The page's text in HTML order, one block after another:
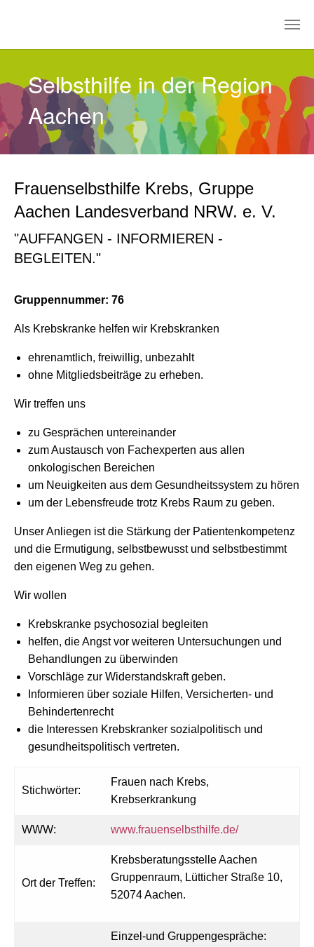
Selbsthilfe in der Region
Aachen
Frauenselbsthilfe Krebs, Gruppe
Aachen Landesverband NRW. e. V.
"AUFFANGEN - INFORMIEREN -
BEGLEITEN."
Gruppennummer: 76
Als Krebskranke helfen wir Krebskranken
ehrenamtlich, freiwillig, unbezahlt
ohne Mitgliedsbeiträge zu erheben.
Wir treffen uns
zu Gesprächen untereinander
zum Austausch von Fachexperten aus allen
onkologischen Bereichen
um Neuigkeiten aus dem Gesundheitssystem zu hören
um der Lebensfreude trotz Krebs Raum zu geben.
Unser Anliegen ist die Stärkung der Patientenkompetenz
und die Ermutigung, selbstbewusst und selbstbestimmt
den eigenen Weg zu gehen.
Wir wollen
Krebskranke psychosozial begleiten
helfen, die Angst vor weiteren Untersuchungen und
Behandlungen zu überwinden
Vorschläge zur Widerstandskraft geben.
Informieren über soziale Hilfen, Versicherten- und
Behindertenrecht
die Interessen Krebskranker sozialpolitisch und
gesundheitspolitisch vertreten.
Stichwörter:
Frauen nach Krebs,
Krebserkrankung
WWW: www.frauenselbsthilfe.de/
Ort der Treffen:
Krebsberatungsstelle Aachen
Gruppenraum, Lütticher Straße 10,
52074 Aachen.
Einzel-und Gruppengespräche: